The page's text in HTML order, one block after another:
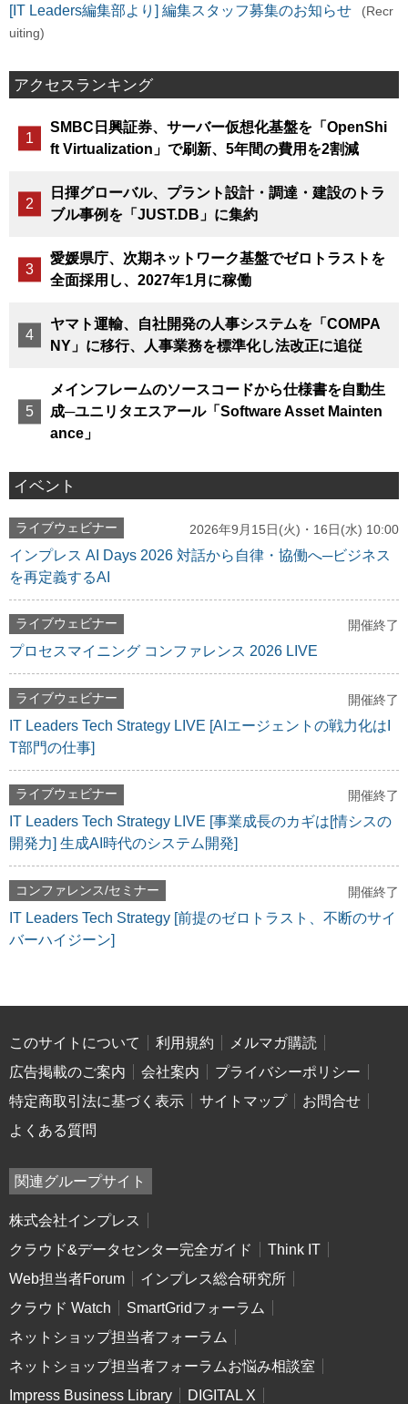
[IT Leaders編集部より] 編集スタッフ募集のお知らせ
(Recr
uiting)
アクセスランキング
SMBC日興証券、サーバー仮想化基盤を「OpenShi
ft Virtualization」で刷新、5年間の費用を2割減
日揮グローバル、プラント設計・調達・建設のトラ
ブル事例を「JUST.DB」に集約
愛媛県庁、次期ネットワーク基盤でゼロトラストを
全面採用し、2027年1月に稼働
ヤマト運輸、自社開発の人事システムを「COMPA
NY」に移行、人事業務を標準化し法改正に追従
メインフレームのソースコードから仕様書を自動生
成─ユニリタエスアール「Software Asset Mainten
ance」
イベント
ライブウェビナー 2026年9月15日(火)・16日(水) 10:00
インプレス AI Days 2026 対話から自律・協働へ─ビジネス
を再定義するAI
ライブウェビナー 開催終了
プロセスマイニング コンファレンス 2026 LIVE
ライブウェビナー 開催終了
IT Leaders Tech Strategy LIVE [AIエージェントの戦力化はI
T部門の仕事]
ライブウェビナー 開催終了
IT Leaders Tech Strategy LIVE [事業成長のカギは[情シスの
開発力] 生成AI時代のシステム開発]
コンファレンス/セミナー 開催終了
IT Leaders Tech Strategy [前提のゼロトラスト、不断のサイ
バーハイジーン]
このサイトについて 利用規約
メルマガ購読
広告掲載のご案内
会社案内
プライバシーポリシー
特定商取引法に基づく表示
サイトマップ
お問合せ
よくある質問
関連グループサイト
株式会社インプレス
クラウド&データセンター完全ガイド
Think IT
Web担当者Forum
インプレス総合研究所
クラウド Watch
SmartGridフォーラム
ネットショップ担当者フォーラム
ネットショップ担当者フォーラムお悩み相談室
Impress Business Library
DIGITAL X